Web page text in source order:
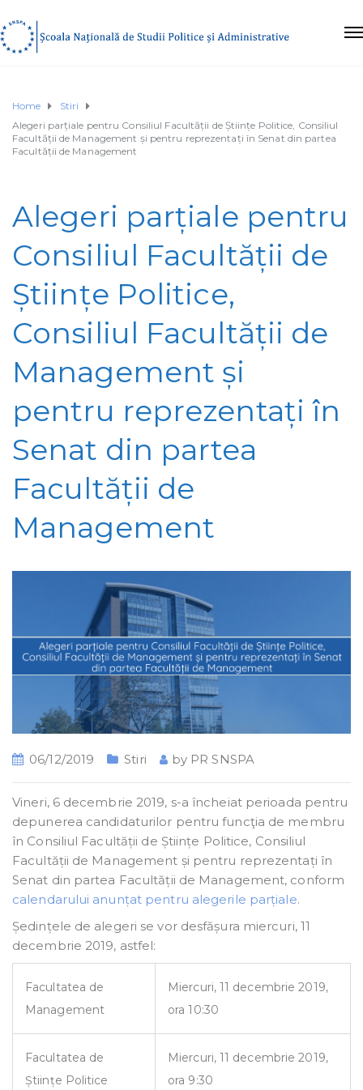
Home
Stiri
Alegeri parțiale pentru Consiliul Facultății de Științe Politice, Consiliul
Facultății de Management și pentru reprezentați în Senat din partea
Facultății de Management
Alegeri parțiale pentru
Consiliul Facultății de
Științe Politice,
Consiliul Facultății de
Management și
pentru reprezentați în
Senat din partea
Facultății de
Management
06/12/2019 Stiri by PR SNSPA
Vineri, 6 decembrie 2019, s-a încheiat perioada pentru
depunerea candidaturilor pentru funcţia de membru
în Consiliul Facultății de Științe Politice, Consiliul
Facultății de Management și pentru reprezentați în
Senat din partea Facultății de Management, conform
calendarului anunțat pentru alegerile parțiale.
Ședințele de alegeri se vor desfășura miercuri, 11
decembrie 2019, astfel:
Facultatea de
Management
Miercuri, 11 decembrie 2019,
ora 10:30
Facultatea de
Științe Politice
Miercuri, 11 decembrie 2019,
ora 9:30